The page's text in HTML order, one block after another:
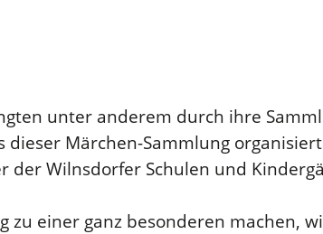
unter anderem durch ihre
Märchen-Sammlung
der Wilnsdorfer Schulen und
zu einer ganz besonderen machen,